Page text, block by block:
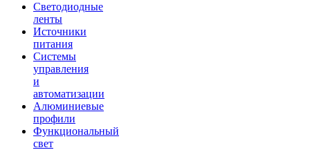
Светодиодные
ленты
Источники
питания
Системы
управления
и
автоматизации
Алюминиевые
профили
Функциональный
свет